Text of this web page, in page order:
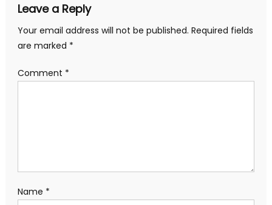
Leave a Reply
Your email address will not be published. Required fields
are marked *
Comment *
Name *